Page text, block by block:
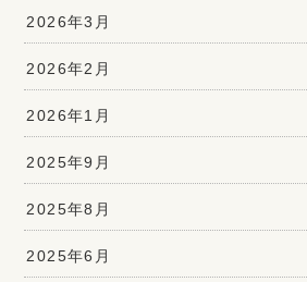
2026年3月
2026年2月
2026年1月
2025年9月
2025年8月
2025年6月